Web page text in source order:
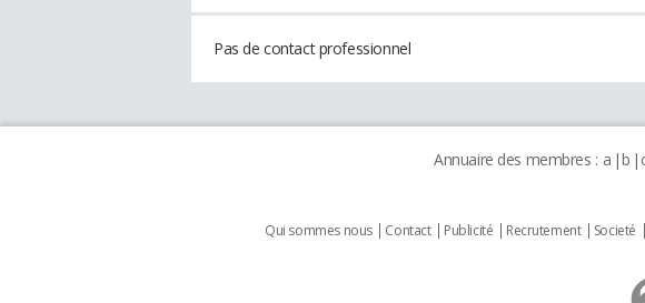
Pas de contact professionnel
Annuaire des membres : a b
Qui sommes nous Contact Publicité Recrutement Societé